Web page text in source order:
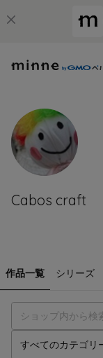
Cabos craft
作品一覧 シリーズ